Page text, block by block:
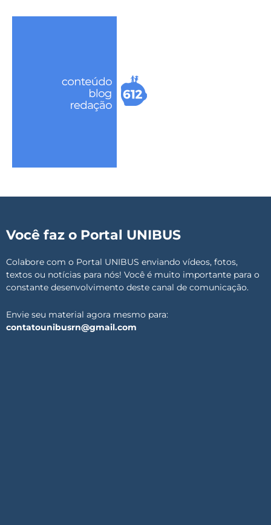
Você faz o Portal UNIBUS
Colabore com o Portal UNIBUS enviando vídeos, fotos,
textos ou notícias para nós! Você é muito importante para o
constante desenvolvimento deste canal de comunicação.
Envie seu material agora mesmo para:
contatounibusrn@gmail.com